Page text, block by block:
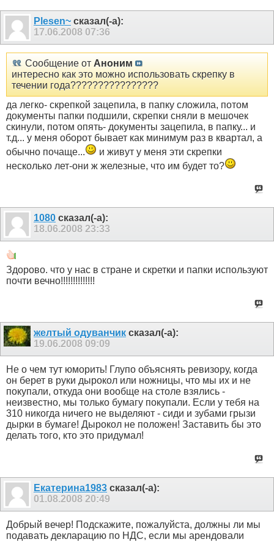
Plesen~ сказал(-а):
17.06.2008 07:36
Сообщение от Аноним
интересно как это можно использовать скрепку в
течении года????????????????
да легко- скрепкой зацепила, в папку сложила, потом
документы папки подшили, скрепки сняли в мешочек
скинули, потом опять- документы зацепила, в папку... и
т.д... у меня оборот бывает как минимум раз в квартал, а
обычно почаще...
и живут у меня эти скрепки
несколько лет-они ж железные, что им будет то?
1080 сказал(-а):
18.06.2008 23:33
Здорово. что у нас в стране и скретки и папки используют
почти вечно!!!!!!!!!!!!!!
желтый одуванчик сказал(-а):
19.06.2008 09:09
Не о чем тут юморить! Глупо объяснять ревизору, когда
он берет в руки дырокол или ножницы, что мы их и не
покупали, откуда они вообще на столе взялись -
неизвестно, мы только бумагу покупали. Если у тебя на
310 никогда ничего не выделяют - сиди и зубами грызи
дырки в бумаге! Дырокол не положен! Заставить бы это
делать того, кто это придумал!
Екатерина1983 сказал(-а):
01.08.2008 20:49
Добрый вечер! Подскажите, пожалуйста, должны ли мы
подавать декларацию по НДС, если мы арендовали